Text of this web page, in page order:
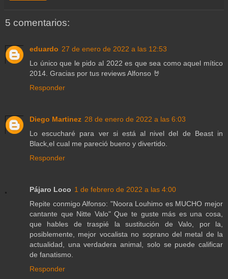
5 comentarios:
eduardo 27 de enero de 2022 a las 12:53
Lo único que le pido al 2022 es que sea como aquel mítico
2014. Gracias por tus reviews Alfonso 🤘
Responder
Diego Martinez 28 de enero de 2022 a las 6:03
Lo escucharé para ver si está al nivel del de Beast in
Black,el cual me pareció bueno y divertido.
Responder
Pájaro Loco 1 de febrero de 2022 a las 4:00
Repite conmigo Alfonso: "Noora Louhimo es MUCHO mejor
cantante que Nitte Valo" Que te guste más es una cosa,
que hables de traspié la sustitución de Valo, por la,
posiblemente, mejor vocalista no soprano del metal de la
actualidad, una verdadera animal, solo se puede calificar
de fanatismo.
Responder